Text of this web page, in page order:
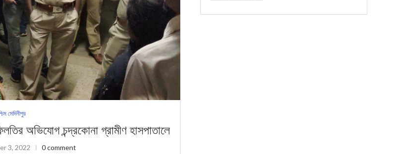
মেদিনীপুর
অভিযোগ চন্দ্রকোনা গ্রামীণ হাসপাতালে
3, 2022 0 comment